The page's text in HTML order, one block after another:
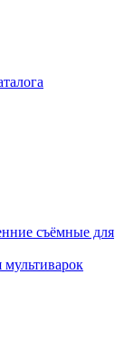
съёмные для
мультиварок